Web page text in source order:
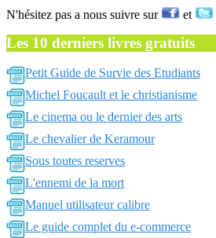
N'hésitez pas a nous suivre sur et
Les 10 derniers livres gratuits
Petit Guide de Survie des Etudiants
Michel Foucault et le christianisme
Le cinema ou le dernier des arts
Le chevalier de Keramour
Sous toutes reserves
L'ennemi de la mort
Manuel utilisateur calibre
Le guide complet du e-commerce